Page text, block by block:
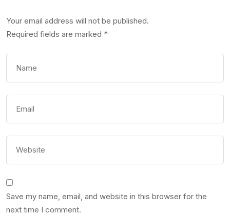
Your email address will not be published.
Required fields are marked *
Save my name, email, and website in this browser for the
next time I comment.